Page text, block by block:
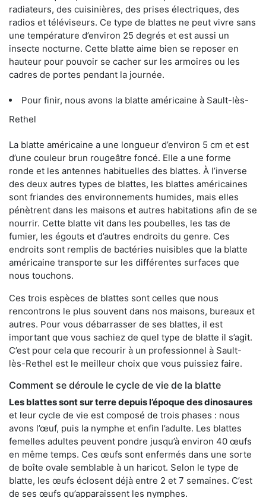
radiateurs, des cuisinières, des prises électriques, des
radios et téléviseurs. Ce type de blattes ne peut vivre sans
une température d’environ 25 degrés et est aussi un
insecte nocturne. Cette blatte aime bien se reposer en
hauteur pour pouvoir se cacher sur les armoires ou les
cadres de portes pendant la journée.
Pour finir, nous avons la blatte américaine à Sault-lès-
Rethel
La blatte américaine a une longueur d’environ 5 cm et est
d’une couleur brun rougeâtre foncé. Elle a une forme
ronde et les antennes habituelles des blattes. À l’inverse
des deux autres types de blattes, les blattes américaines
sont friandes des environnements humides, mais elles
pénètrent dans les maisons et autres habitations afin de se
nourrir. Cette blatte vit dans les poubelles, les tas de
fumier, les égouts et d’autres endroits du genre. Ces
endroits sont remplis de bactéries nuisibles que la blatte
américaine transporte sur les différentes surfaces que
nous touchons.
Ces trois espèces de blattes sont celles que nous
rencontrons le plus souvent dans nos maisons, bureaux et
autres. Pour vous débarrasser de ses blattes, il est
important que vous sachiez de quel type de blatte il s’agit.
C’est pour cela que recourir à un professionnel à Sault-
lès-Rethel est le meilleur choix que vous puissiez faire.
Comment se déroule le cycle de vie de la blatte
Les blattes sont sur terre depuis l’époque des dinosaures
et leur cycle de vie est composé de trois phases : nous
avons l’œuf, puis la nymphe et enfin l’adulte. Les blattes
femelles adultes peuvent pondre jusqu’à environ 40 œufs
en même temps. Ces œufs sont enfermés dans une sorte
de boîte ovale semblable à un haricot. Selon le type de
blatte, les œufs éclosent déjà entre 2 et 7 semaines. C’est
de ses œufs qu’apparaissent les nymphes.